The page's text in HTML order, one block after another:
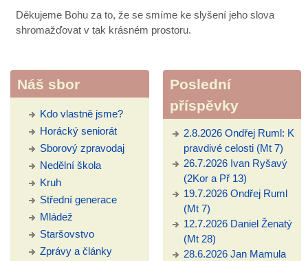
Děkujeme Bohu za to, že se smíme ke slyšení jeho slova
shromažďovat v tak krásném prostoru.
Náš sbor
Kdo vlastně jsme?
Horácký seniorát
Sborový zpravodaj
Nedělní škola
Kruh
Střední generace
Mládež
Staršovstvo
Zprávy a články
Poslední
příspěvky
2.8.2026 Ondřej Ruml: K
pravdivé celosti (Mt 7)
26.7.2026 Ivan Ryšavý
(2Kor a Př 13)
19.7.2026 Ondřej Ruml
(Mt 7)
12.7.2026 Daniel Ženatý
(Mt 28)
28.6.2026 Jan Mamula